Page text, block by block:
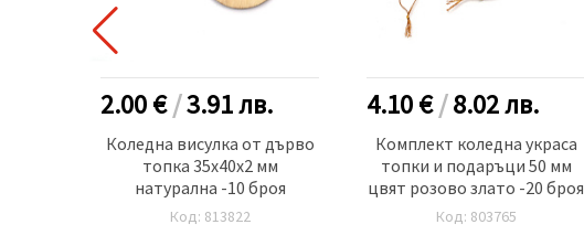
2.00 €/3.91лв.
Коледна висулка от дърво
топка 35x40x2 мм
натурална -10 броя
Код: 813822
4.10 €/8.02лв.
Комплект коледна украса
топки и подаръци 50 мм
цвят розово злато -20 броя
Код: 803765